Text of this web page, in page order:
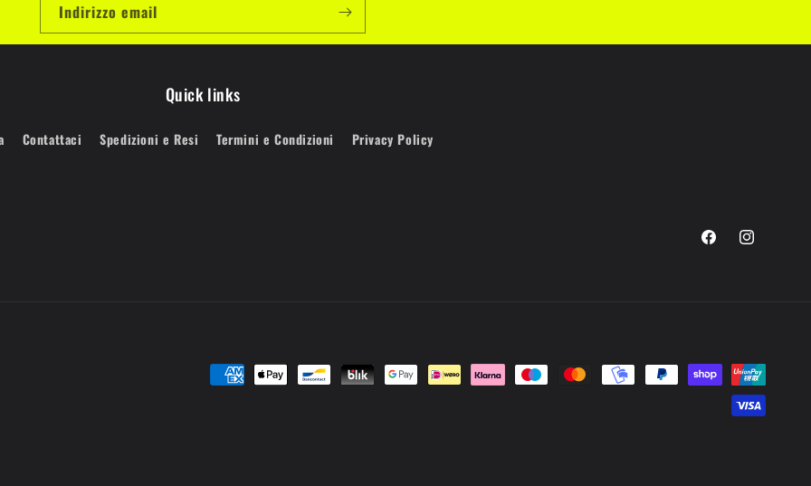
Indirizzo email
Quick links
Contattaci Spedizioni e Resi Termini e Condizioni Privacy Policy
FacebookInstagram
Metodi